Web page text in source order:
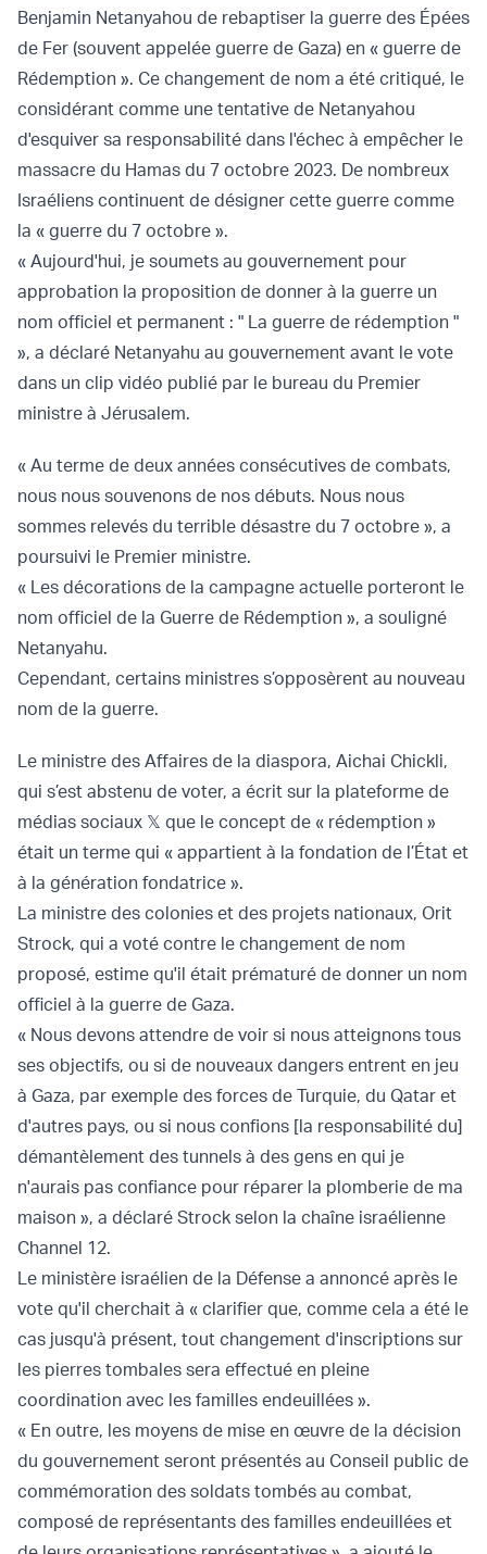
Benjamin Netanyahou de rebaptiser la guerre des Épées
de Fer (souvent appelée guerre de Gaza) en « guerre de
Rédemption ». Ce changement de nom a été critiqué, le
considérant comme une tentative de Netanyahou
d'esquiver sa responsabilité dans l'échec à empêcher le
massacre du Hamas du 7 octobre 2023. De nombreux
Israéliens continuent de désigner cette guerre comme
la « guerre du 7 octobre ».
« Aujourd'hui, je soumets au gouvernement pour
approbation la proposition de donner à la guerre un
nom officiel et permanent : " La guerre de rédemption "
», a déclaré Netanyahu au gouvernement avant le vote
dans un clip vidéo publié par le bureau du Premier
ministre à Jérusalem.
« Au terme de deux années consécutives de combats,
nous nous souvenons de nos débuts. Nous nous
sommes relevés du terrible désastre du 7 octobre », a
poursuivi le Premier ministre.
« Les décorations de la campagne actuelle porteront le
nom officiel de la Guerre de Rédemption », a souligné
Netanyahu.
Cependant, certains ministres s’opposèrent au nouveau
nom de la guerre.
Le ministre des Affaires de la diaspora, Aichai Chickli,
qui s’est abstenu de voter, a écrit sur la plateforme de
médias sociaux 𝕏 que le concept de « rédemption »
était un terme qui « appartient à la fondation de l’État et
à la génération fondatrice ».
La ministre des colonies et des projets nationaux, Orit
Strock, qui a voté contre le changement de nom
proposé, estime qu'il était prématuré de donner un nom
officiel à la guerre de Gaza.
« Nous devons attendre de voir si nous atteignons tous
ses objectifs, ou si de nouveaux dangers entrent en jeu
à Gaza, par exemple des forces de Turquie, du Qatar et
d'autres pays, ou si nous confions [la responsabilité du]
démantèlement des tunnels à des gens en qui je
n'aurais pas confiance pour réparer la plomberie de ma
maison », a déclaré Strock selon la chaîne israélienne
Channel 12.
Le ministère israélien de la Défense a annoncé après le
vote qu'il cherchait à « clarifier que, comme cela a été le
cas jusqu'à présent, tout changement d'inscriptions sur
les pierres tombales sera effectué en pleine
coordination avec les familles endeuillées ».
« En outre, les moyens de mise en œuvre de la décision
du gouvernement seront présentés au Conseil public de
commémoration des soldats tombés au combat,
composé de représentants des familles endeuillées et